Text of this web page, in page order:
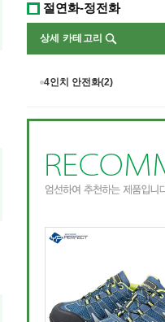
절연화-정전화
상세 카테고리
4인치 안전화(2)